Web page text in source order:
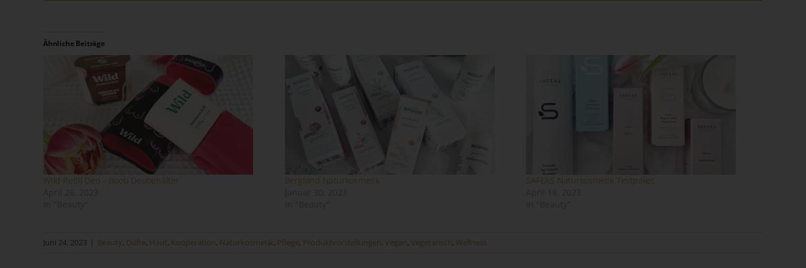
Ähnliche Beiträge
Wild Refill Deo – Boob Deobehälter
Bergland Naturkosmetik
SAFEAS Naturkosmetik Testpaket
Juni 24, 2023 | Beauty, Düfte, Haut, Kooperation, Naturkosmetik, Pflege, Produktvorstellungen, Vegan, Vegetarisch, Wellness
Person zu verstehen gibt, dass sie mit der Verarbeitung der sie
betreffenden personenbezogenen Daten einverstanden ist.
Name und Anschrift des für die Verarbeitung
Verantwortlichen
Verantwortlicher im Sinne der Datenschutz-Grundverordnung, sonstiger in
den Mitgliedstaaten der Europäischen Union geltenden Datenschutzgesetze
und anderer Bestimmungen mit datenschutzrechtlichem Charakter ist:
Sandra Kunz